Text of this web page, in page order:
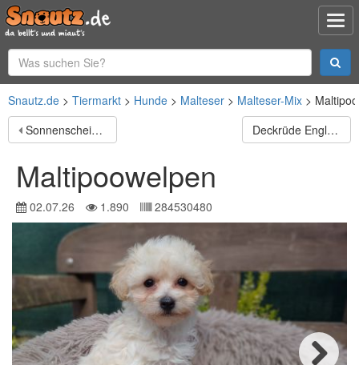
Snautz.de Tiermarkt Hunde Malteser Malteser-Mix
Sonnenschein Aramis sucht Familienanschluss
Deckrüde English Cocker Spaniel
Maltipoowelpen
02.07.26 1.890 284530480